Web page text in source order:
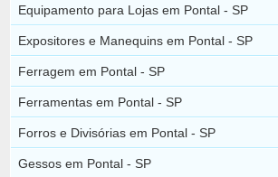
Equipamento para Lojas em Pontal - SP
Expositores e Manequins em Pontal - SP
Ferragem em Pontal - SP
Ferramentas em Pontal - SP
Forros e Divisórias em Pontal - SP
Gessos em Pontal - SP